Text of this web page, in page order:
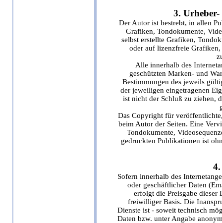
3.
Der Autor ist bestrebt, in allen
Grafiken, Tondokumente,
selbst erstellte Grafiken,
oder auf lizenzfreie
Alle innerhalb des
geschützten Marken- und
Bestimmungen des jeweils
der jeweiligen eingetragenen
ist nicht der Schluß zu ziehen,
Das Copyright für
beim Autor der Seiten. Eine
Tondokumente,
gedruckten Publikationen ist
Sofern innerhalb des
oder geschäftlicher Daten
erfolgt die Preisgabe dieser
freiwilliger Basis. Die
Dienste ist - soweit technisch
Daten bzw. unter Angabe